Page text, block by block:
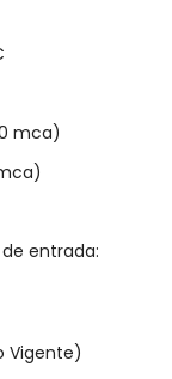
mca)
entrada:
Vigente)